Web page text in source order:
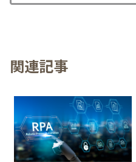
関連記事